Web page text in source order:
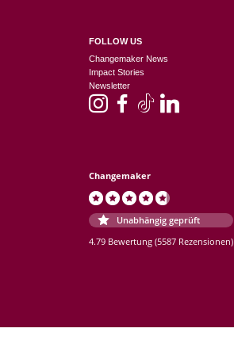
FOLLOW US
Changemaker News
Impact Stories
Newsletter
Changemaker
Unabhängig geprüft
4.79 Bewertung (5587 Rezensionen)